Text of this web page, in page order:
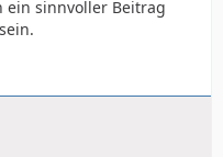
ein sinnvoller Beitrag